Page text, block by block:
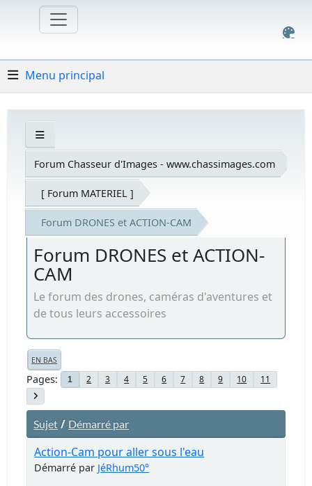
Menu principal
Forum Chasseur d'Images - www.chassimages.com
[ Forum MATERIEL ]
Forum DRONES et ACTION-CAM
Forum DRONES et ACTION-
CAM
Le forum des drones, caméras d'aventures et
de tous leurs accessoires
EN BAS
Pages 1 2 3 4 5 6 7 8 9 10 11
Sujet / Démarré par
Action-Cam pour aller sous l'eau
Démarré par JéRhum50°